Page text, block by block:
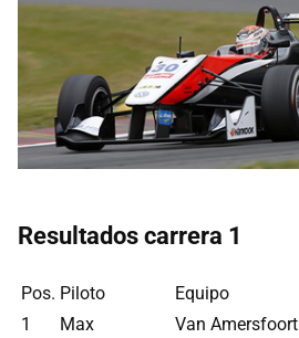
Resultados carrera 1
Pos. Piloto Equipo
1
Max
Van Amersfoort